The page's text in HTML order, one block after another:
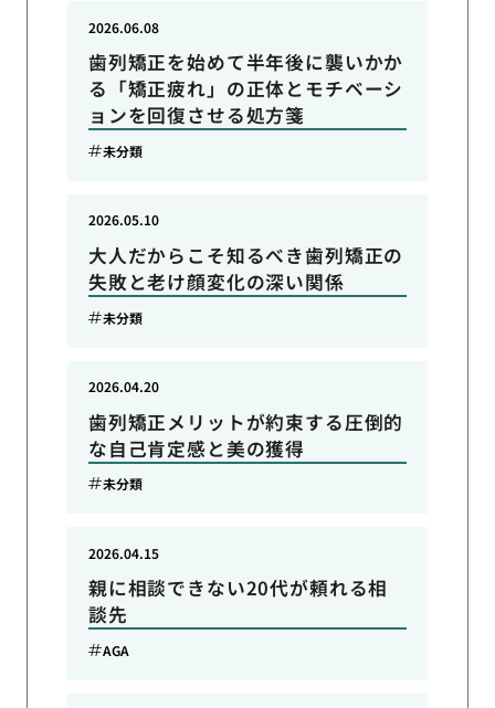
歯列矯正を始めて半年後に襲いかか
る「矯正疲れ」の正体とモチベーシ
ョンを回復させる処方箋
2026.06.08
未分類
大人だからこそ知るべき歯列矯正の
失敗と老け顔変化の深い関係
2026.05.10
未分類
歯列矯正メリットが約束する圧倒的
な自己肯定感と美の獲得
2026.04.20
未分類
親に相談できない20代が頼れる相
談先
2026.04.15
AGA